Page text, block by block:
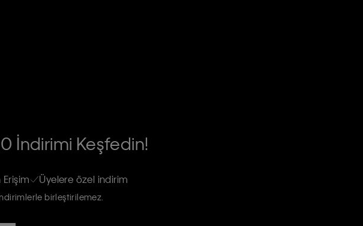
İndirimi Keşfedin!
Üyelere özel indirim
birleştirilemez.